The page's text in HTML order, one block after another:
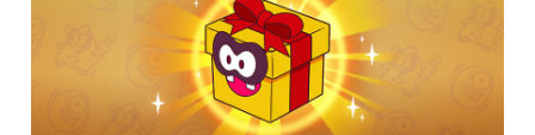
Acerca de Ninjala
Acerca de Ninjala
Cómo jugar a Ninjala
Chicle ninja
Mapas
Temporada actual